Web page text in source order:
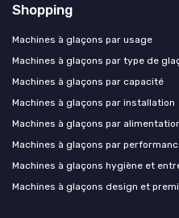
Shopping
Machines à glaçons par usage
Machines à glaçons par type de
Machines à glaçons par capacité
Machines à glaçons par installation
Machines à glaçons par
Machines à glaçons par
Machines à glaçons hygiène et
Machines à glaçons design et